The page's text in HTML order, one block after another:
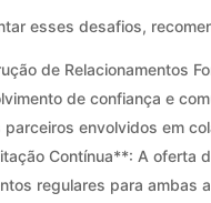
esses desafios,
de Relacionamentos
de confiança e
envolvidos em
Contínua**: A oferta
regulares para ambas